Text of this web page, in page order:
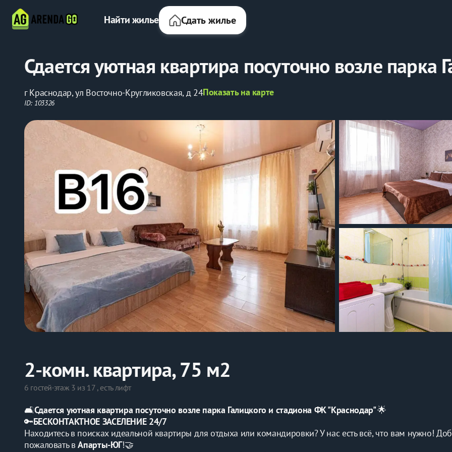
Найти жилье Сдать жилье
Сдается уютная квартира посуточно возле парка
г Краснодар, ул Восточно-Кругликовская, д 24Показать на карте
ID: 103326
2-комн. квартира, 75 м2
6 гостей·этаж 3 из 17 , есть лифт
🛋️Сдается уютная квартира посуточно возле парка Галицкого и стадиона ФК "Краснодар" 🌟
🔑БЕСКОНТАКТНОЕ ЗАСЕЛЕНИЕ 24/7
Находитесь в поисках идеальной квартиры для отдыха или командировки? У нас есть всё, что вам нужно!
пожаловать в Апарты-ЮГ!🤝